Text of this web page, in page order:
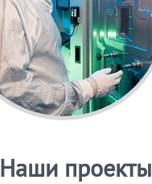
Наши проекты